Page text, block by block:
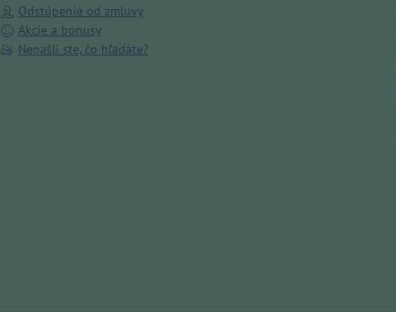
Odstúpenie od zmluvy
Akcie a bonusy
Nenašli ste, čo hľadáte?